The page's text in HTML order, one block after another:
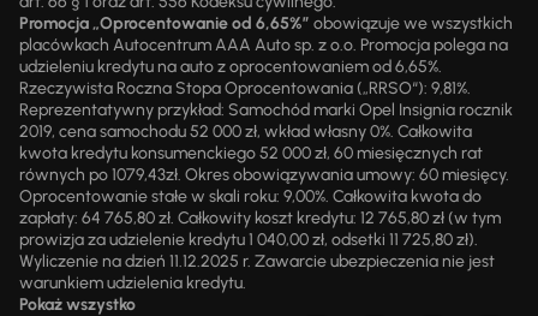
Promocja „Oprocentowanie od 6,65%” obowiązuje we wszystkich
placówkach Autocentrum AAA Auto sp. z o.o. Promocja polega na
udzieleniu kredytu na auto z oprocentowaniem od 6,65%.
Rzeczywista Roczna Stopa Oprocentowania („RRSO“): 9,81%.
Reprezentatywny przykład: Samochód marki Opel Insignia rocznik
2019, cena samochodu 52 000 zł, wkład własny 0%. Całkowita
kwota kredytu konsumenckiego 52 000 zł, 60 miesięcznych rat
równych po 1079,43zł. Okres obowiązywania umowy: 60 miesięcy.
Oprocentowanie stałe w skali roku: 9,00%. Całkowita kwota do
zapłaty: 64 765,80 zł. Całkowity koszt kredytu: 12 765,80 zł (w tym
prowizja za udzielenie kredytu 1 040,00 zł, odsetki 11 725,80 zł).
Wyliczenie na dzień 11.12.2025 r. Zawarcie ubezpieczenia nie jest
warunkiem udzielenia kredytu.
Pokaż wszystko